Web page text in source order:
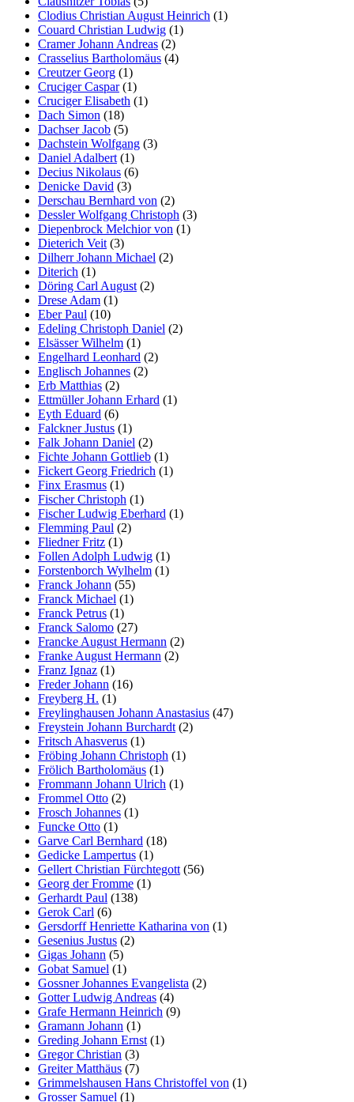
Clodius Christian August Heinrich (1)
Couard Christian Ludwig (1)
Cramer Johann Andreas (2)
Crasselius Bartholomäus (4)
Creutzer Georg (1)
Cruciger Caspar(1)
Cruciger Elisabeth (1)
Dach Simon (18)
Dachser Jacob (5)
Dachstein Wolfgang (3)
Daniel Adalbert(1)
Decius Nikolaus (6)
Denicke David (3)
Derschau Bernhard von (2)
Dessler Wolfgang Christoph (3)
Diepenbrock Melchior von (1)
Dieterich Veit(3)
Dilherr Johann Michael (2)
Diterich (1)
Döring Carl August(2)
Drese Adam (1)
Eber Paul (10)
Edeling Christoph Daniel (2)
Elsässer Wilhelm (1)
Engelhard Leonhard (2)
Englisch Johannes (2)
Erb Matthias (2)
Ettmüller Johann Erhard (1)
Eyth Eduard (6)
Falckner Justus (1)
Falk Johann Daniel (2)
Fichte Johann Gottlieb (1)
Fickert Georg Friedrich (1)
Finx Erasmus (1)
Fischer Christoph (1)
Fischer Ludwig Eberhard (1)
Flemming Paul (2)
Fliedner Fritz (1)
Follen Adolph Ludwig (1)
Forstenborch Wylhelm (1)
Franck Johann (55)
Franck Michael (1)
Franck Petrus (1)
Franck Salomo (27)
Francke August Hermann (2)
Franke August Hermann (2)
Franz Ignaz (1)
Freder Johann (16)
Freyberg H. (1)
Freylinghausen Johann Anastasius (47)
Freystein Johann Burchardt(2)
Fritsch Ahasverus (1)
Fröbing Johann Christoph (1)
Frölich Bartholomäus (1)
Frommann Johann Ulrich (1)
Frommel Otto (2)
Frosch Johannes (1)
Funcke Otto (1)
Garve Carl Bernhard (18)
Gedicke Lampertus (1)
Gellert Christian Fürchtegott(56)
Georg der Fromme (1)
Gerhardt Paul (138)
Gerok Carl (6)
Gersdorff Henriette Katharina von (1)
Gesenius Justus (2)
Gigas Johann (5)
Gobat Samuel (1)
Gossner Johannes Evangelista (2)
Gotter Ludwig Andreas (4)
Grafe Hermann Heinrich (9)
Gramann Johann (1)
Greding Johann Ernst(1)
Gregor Christian (3)
Greiter Matthäus (7)
Grimmelshausen Hans Christoffel von (1)
Grosser Samuel (1)